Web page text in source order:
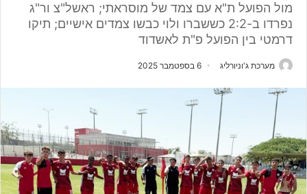
מול הפועל ת"א עם צמד של מוסראתי; ראשל"צ ור"ג
נפרדו ב-2:2 כששברו ולוי כבשו צמדים אישיים; תיקו
דרמטי בין הפועל פ"ת לאשדוד
מערכת ג'וניורליג 6 בספטמבר 2025